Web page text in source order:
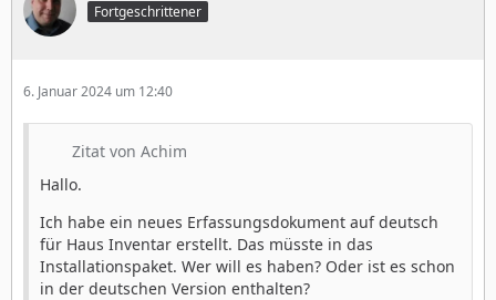
Fortgeschrittener
6. Januar 2024 um 12:40
Zitat von Achim
Hallo.
Ich habe ein neues Erfassungsdokument auf deutsch
für Haus Inventar erstellt. Das müsste in das
Installationspaket. Wer will es haben? Oder ist es schon
in der deutschen Version enthalten?